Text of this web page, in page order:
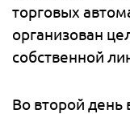
торговых
организован
собственной
Во второй день